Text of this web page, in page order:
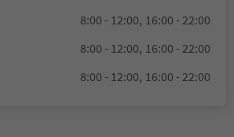
8:00 - 12:00, 16:00 - 22:00
8:00 - 12:00, 16:00 - 22:00
8:00 - 12:00, 16:00 - 22:00